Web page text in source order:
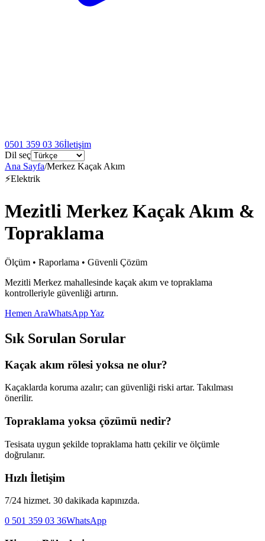
0501 359 03 36İletişim
Dil seç
Ana Sayfa/Merkez Kaçak Akım
⚡Elektrik
Mezitli Merkez Kaçak Akım &
Topraklama
Ölçüm • Raporlama • Güvenli Çözüm
Mezitli Merkez mahallesinde kaçak akım ve topraklama
kontrolleriyle güvenliği artırın.
Hemen AraWhatsApp Yaz
Sık Sorulan Sorular
Kaçak akım rölesi yoksa ne olur?
Kaçaklarda koruma azalır; can güvenliği riski artar. Takılması
önerilir.
Topraklama yoksa çözümü nedir?
Tesisata uygun şekilde topraklama hattı çekilir ve ölçümle
doğrulanır.
Hızlı İletişim
7/24 hizmet. 30 dakikada kapınızda.
0 501 359 03 36WhatsApp